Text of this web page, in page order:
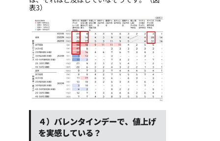
表3）
４）バレンタインデーで、値上げ
を実感している？